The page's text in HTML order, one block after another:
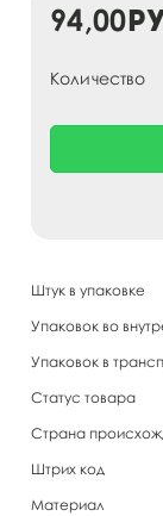
Штук в упаковке
Упаковок во
Упаковок в
Статус товара
Страна
Штрих код
Материал
94,00
Количество